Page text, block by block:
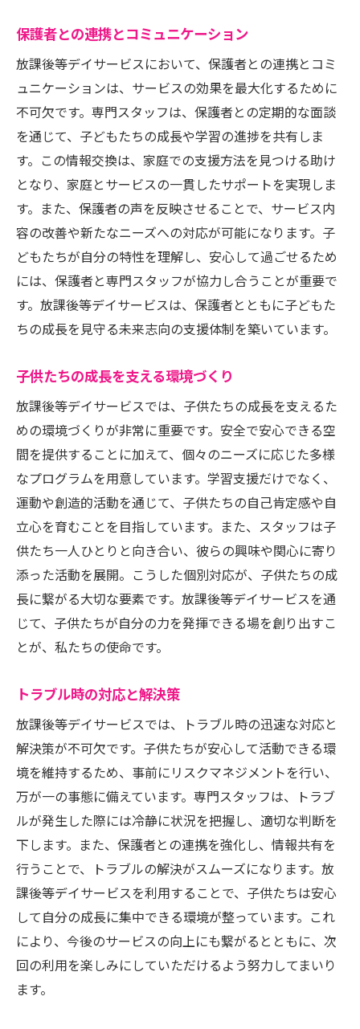
日常の活動報告と情報共有
保護者会や相談会の実施
地域社会との連携と協力
子供の成長を見守る報告書
利用者の声を反映したサービス改善
放課後等デイサービスの具体的な利用方法と選
び方
放課後等デイサービスの利用申し込み手順
適切な施設を選ぶためのポイント
見学時に確認すべきチェックリスト
利用料金と費用の内訳
利用開始からの流れと注意事項
保護者として知っておくべきこと
割
社会全体における放課後等デイサービスの
意義
子供たちの自立を支援する役割
地域社会の一員としての活動
次世代の育成を目指す取り組み
放課後等デイサービスの今後の展望
持続可能なサポート体制の構築
保護者との連携とコミュニケーション
放課後等デイサービスにおいて、保護者との連携とコミ
ュニケーションは、サービスの効果を最大化するために
不可欠です。専門スタッフは、保護者との定期的な面談
を通じて、子どもたちの成長や学習の進捗を共有しま
す。この情報交換は、家庭での支援方法を見つける助け
となり、家庭とサービスの一貫したサポートを実現しま
す。また、保護者の声を反映させることで、サービス内
容の改善や新たなニーズへの対応が可能になります。子
どもたちが自分の特性を理解し、安心して過ごせるため
には、保護者と専門スタッフが協力し合うことが重要で
す。放課後等デイサービスは、保護者とともに子どもた
ちの成長を見守る未来志向の支援体制を築いています。
子供たちの成長を支える環境づくり
放課後等デイサービスでは、子供たちの成長を支えるた
めの環境づくりが非常に重要です。安全で安心できる空
間を提供することに加えて、個々のニーズに応じた多様
なプログラムを用意しています。学習支援だけでなく、
運動や創造的活動を通じて、子供たちの自己肯定感や自
立心を育むことを目指しています。また、スタッフは子
供たち一人ひとりと向き合い、彼らの興味や関心に寄り
添った活動を展開。こうした個別対応が、子供たちの成
長に繋がる大切な要素です。放課後等デイサービスを通
じて、子供たちが自分の力を発揮できる場を創り出すこ
とが、私たちの使命です。
トラブル時の対応と解決策
放課後等デイサービスでは、トラブル時の迅速な対応と
解決策が不可欠です。子供たちが安心して活動できる環
境を維持するため、事前にリスクマネジメントを行い、
万が一の事態に備えています。専門スタッフは、トラブ
ルが発生した際には冷静に状況を把握し、適切な判断を
下します。また、保護者との連携を強化し、情報共有を
行うことで、トラブルの解決がスムーズになります。放
課後等デイサービスを利用することで、子供たちは安心
して自分の成長に集中できる環境が整っています。これ
により、今後のサービスの向上にも繋がるとともに、次
回の利用を楽しみにしていただけるよう努力してまいり
ます。